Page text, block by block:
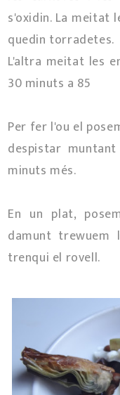
s'oxidin. La meitat
quedin torradetes.
L'altra meitat les
30 minuts a 85º
Per fer l'ou el
despistar
minuts més.
En un plat,
damunt trewuem
trenqui el rovell.